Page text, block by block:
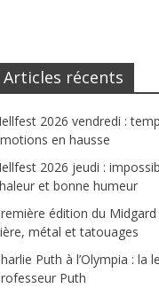
Articles récents
2026 vendredi :
en hausse
2026 jeudi :
et bonne humeur
édition du
métal et tatouages
Puth à l’Olympia : la
Puth